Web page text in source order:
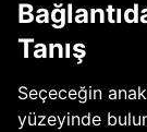
Tanış
Seçeceğin
yüzeyinde